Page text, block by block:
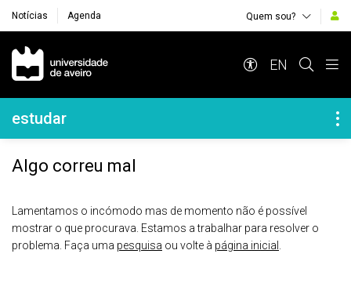
Notícias Agenda Quem sou?
Navegação Principal
EN
Navegação Lateral
estudar
Algo correu mal
Lamentamos o incómodo mas de momento não é possível
mostrar o que procurava. Estamos a trabalhar para resolver o
problema. Faça uma pesquisa ou volte à página inicial